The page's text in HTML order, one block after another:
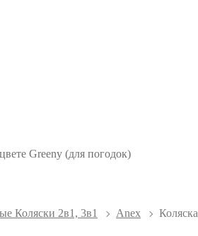
Greeny (для погодок)
Коляски 2в1, 3в1 Anex